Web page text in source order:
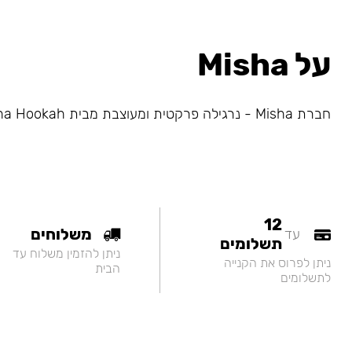
על Misha
חברת Misha - נרגילה פרקטית ומעוצבת מבית Alpha Hookah
עד12
תשלומים
ניתן לפרוס את הקנייה
לתשלומים
משלוחים
ניתן להזמין משלוח עד
הבית